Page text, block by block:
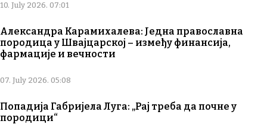
10. July 2026. 07:01
Александра Карамихалева: Једна православна
породица у Швајцарској – између финансија,
фармације и вечности
07. July 2026. 05:08
Попадија Габријела Луга: „Рај треба да почне у
породици“